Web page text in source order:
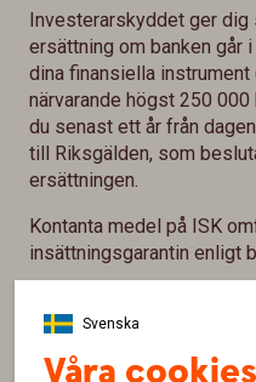
Investerarskyddet ger dig
ersättning om banken går
dina finansiella
närvarande högst 250
du senast ett år från
till Riksgälden, som
ersättningen.
Kontanta medel på ISK
insättningsgarantin enligt
sammanlagda
om högst 1 050 000 kr.
Svenska
Våra